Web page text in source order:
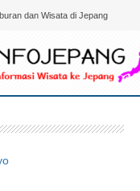
dan Wisata di Jepang